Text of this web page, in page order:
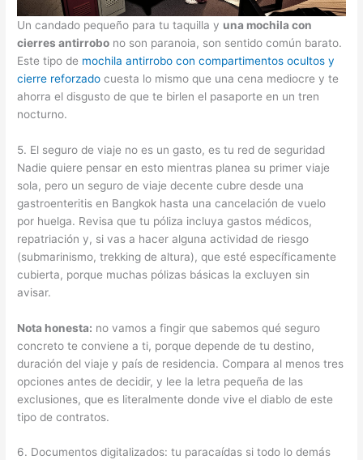
Un candado pequeño para tu taquilla y una mochila con
cierres antirrobo no son paranoia, son sentido común barato.
Este tipo de mochila antirrobo con compartimentos ocultos y
cierre reforzado cuesta lo mismo que una cena mediocre y te
ahorra el disgusto de que te birlen el pasaporte en un tren
nocturno.
5. El seguro de viaje no es un gasto, es tu red de seguridad
Nadie quiere pensar en esto mientras planea su primer viaje
sola, pero un seguro de viaje decente cubre desde una
gastroenteritis en Bangkok hasta una cancelación de vuelo
por huelga. Revisa que tu póliza incluya gastos médicos,
repatriación y, si vas a hacer alguna actividad de riesgo
(submarinismo, trekking de altura), que esté específicamente
cubierta, porque muchas pólizas básicas la excluyen sin
avisar.
Nota honesta: no vamos a fingir que sabemos qué seguro
concreto te conviene a ti, porque depende de tu destino,
duración del viaje y país de residencia. Compara al menos tres
opciones antes de decidir, y lee la letra pequeña de las
exclusiones, que es literalmente donde vive el diablo de este
tipo de contratos.
6. Documentos digitalizados: tu paracaídas si todo lo demás